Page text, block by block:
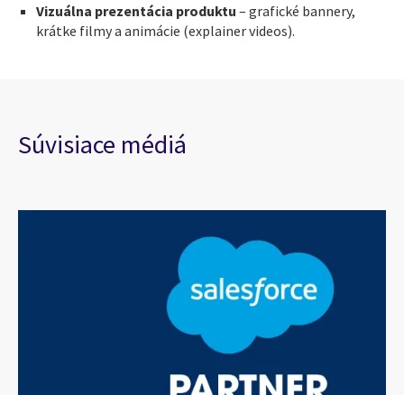
Vizuálna prezentácia produktu – grafické bannery,
krátke filmy a animácie (explainer videos).
Súvisiace médiá